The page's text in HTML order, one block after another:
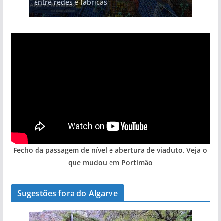
entre redes e fábricas
arribas em risco no Algarve (com vídeo)
hotéis (com vídeo)
gastronómica nasce no Algarve
Algarve voltam a ter vida (com vídeo)
Fecho da passagem de nível e abertura de viaduto. Veja o
que mudou em Portimão
Sugestões fora do Algarve